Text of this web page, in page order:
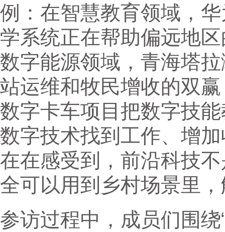
例：在智慧教育领域，
学系统正在帮助偏远地
数字能源领域，青海塔
站运维和牧民增收的双
数字卡车项目把数字技
数字技术找到工作、增
在在感受到，前沿科技
全可以用到乡村场景里
参访过程中，成员们围绕